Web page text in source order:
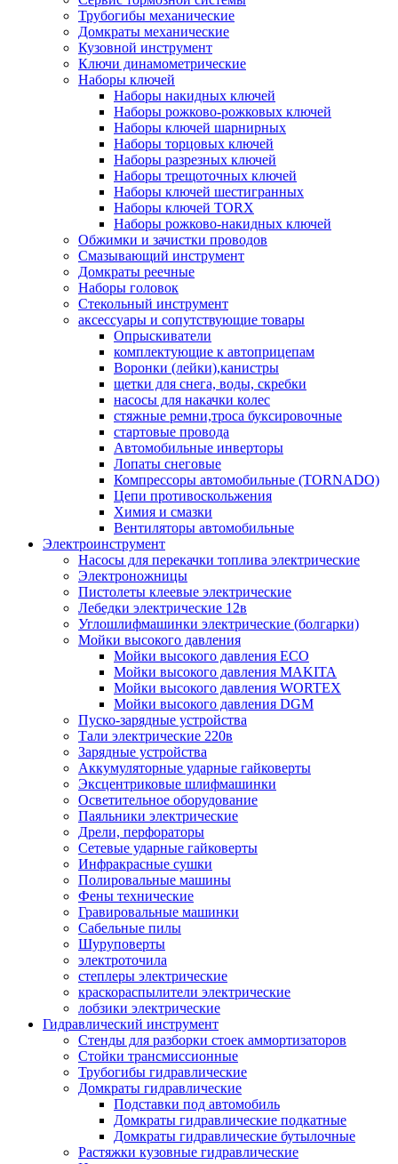
Трубогибы механические
Домкраты механические
Кузовной инструмент
Ключи динамометрические
Наборы ключей
Наборы накидных ключей
Наборы рожково-рожковых ключей
Наборы ключей шарнирных
Наборы торцовых ключей
Наборы разрезных ключей
Наборы трещоточных ключей
Наборы ключей шестигранных
Наборы ключей TORX
Наборы рожково-накидных ключей
Обжимки и зачистки проводов
Смазывающий инструмент
Домкраты реечные
Наборы головок
Стекольный инструмент
аксессуары и сопутствующие товары
Опрыскиватели
комплектующие к автоприцепам
Воронки (лейки),канистры
щетки для снега, воды, скребки
насосы для накачки колес
стяжные ремни,троса буксировочные
стартовые провода
Автомобильные инверторы
Лопаты снеговые
Компрессоры автомобильные (TORNADO)
Цепи противоскольжения
Химия и смазки
Вентиляторы автомобильные
Электроинструмент
Насосы для перекачки топлива электрические
Электроножницы
Пистолеты клеевые электрические
Лебедки электрические 12в
Углошлифмашинки электрические (болгарки)
Мойки высокого давления
Мойки высокого давления ECO
Мойки высокого давления MAKITA
Мойки высокого давления WORTEX
Мойки высокого давления DGM
Пуско-зарядные устройства
Тали электрические 220в
Зарядные устройства
Аккумуляторные ударные гайковерты
Эксцентриковые шлифмашинки
Осветительное оборудование
Паяльники электрические
Дрели, перфораторы
Сетевые ударные гайковерты
Инфракрасные сушки
Полировальные машины
Фены технические
Гравировальные машинки
Сабельные пилы
Шуруповерты
электроточила
степлеры электрические
краскораспылители электрические
лобзики электрические
Гидравлический инструмент
Стенды для разборки стоек аммортизаторов
Стойки трансмиссионные
Трубогибы гидравлические
Домкраты гидравлические
Подставки под автомобиль
Домкраты гидравлические подкатные
Домкраты гидравлические бутылочные
Растяжки кузовные гидравлические